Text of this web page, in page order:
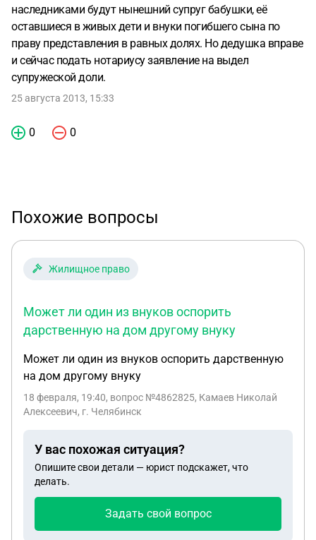
наследниками будут нынешний супруг бабушки, её
оставшиеся в живых дети и внуки погибшего сына по
праву представления в равных долях. Но дедушка вправе
и сейчас подать нотариусу заявление на выдел
супружеской доли.
25 августа 2013, 15:33
0 0
Похожие вопросы
Жилищное право
Может ли один из внуков оспорить
дарственную на дом другому внуку
Может ли один из внуков оспорить дарственную
на дом другому внуку
18 февраля, 19:40, вопрос №4862825, Камаев Николай
Алексеевич, г. Челябинск
У вас похожая ситуация?
Опишите свои детали — юрист подскажет, что
делать.
Задать свой вопрос